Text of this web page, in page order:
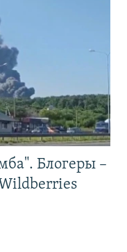
Блогеры –